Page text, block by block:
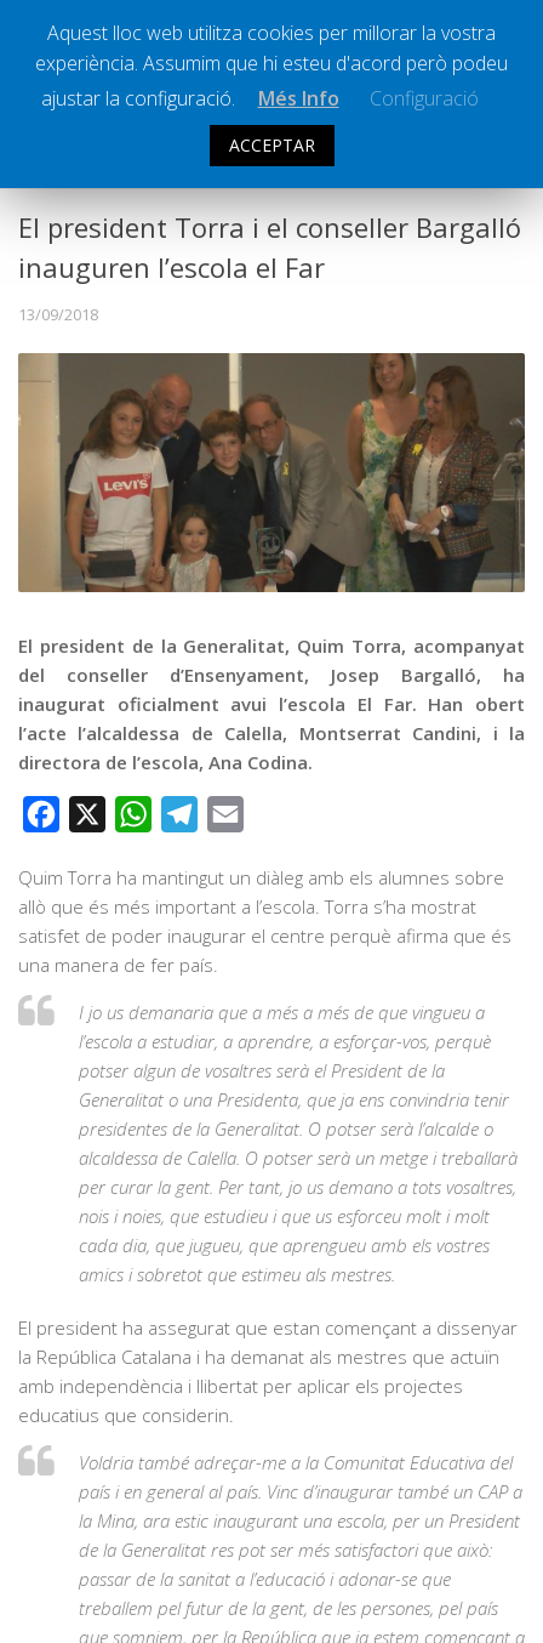
Successos
La Banqueta
Transmissions Esportives
Pòdcasts
Vídeos
Graella
Publicitat
Contacte
Ràdio Calella Televisió
El president Torra i el conseller Bargalló
inauguren l’escola el Far
13/09/2018
El president de la Generalitat, Quim Torra, acompanyat
del conseller d’Ensenyament, Josep Bargalló, ha
inaugurat oficialment avui l’escola El Far. Han obert
l’acte l’alcaldessa de Calella, Montserrat Candini, i la
directora de l’escola, Ana Codina.
Facebook WhatsAppTelegram
Quim Torra ha mantingut un diàleg amb els alumnes sobre
allò que és més important a l’escola. Torra s’ha mostrat
satisfet de poder inaugurar el centre perquè afirma que és
una manera de fer país.
I jo us demanaria que a més a més de que vingueu a
l’escola a estudiar, a aprendre, a esforçar-vos, perquè
potser algun de vosaltres serà el President de la
Generalitat o una Presidenta, que ja ens convindria tenir
presidentes de la Generalitat. O potser serà l’alcalde o
alcaldessa de Calella. O potser serà un metge i treballarà
per curar la gent. Per tant, jo us demano a tots vosaltres,
nois i noies, que estudieu i que us esforceu molt i molt
cada dia, que jugueu, que aprengueu amb els vostres
amics i sobretot que estimeu als mestres.
El president ha assegurat que estan començant a dissenyar
la República Catalana i ha demanat als mestres que actuïn
amb independència i llibertat per aplicar els projectes
educatius que considerin.
Voldria també adreçar-me a la Comunitat Educativa del
país i en general al país. Vinc d’inaugurar també un CAP a
la Mina, ara estic inaugurant una escola, per un President
de la Generalitat res pot ser més satisfactori que això:
passar de la sanitat a l’educació i adonar-se que
treballem pel futur de la gent, de les persones, pel país
que somniem, per la República que ja estem començant a
Aquest lloc web utilitza cookies per millorar la vostra
experiència. Assumim que hi esteu d'acord però podeu
ajustar la configuració.
Més Info Configuració
ACCEPTAR